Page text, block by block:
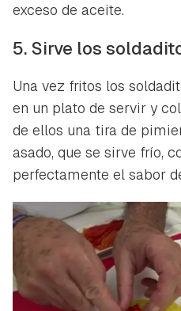
exceso de aceite.
5. Sirve los
Una vez fritos los
en un plato de servir y
de ellos una tira de
asado, que se sirve frío,
perfectamente el sabor